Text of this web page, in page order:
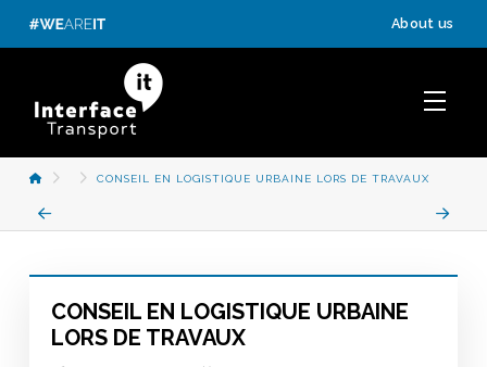
About us
ACCUEIL CONSEIL EN LOGISTIQUE URBAINE LORS DE TRAVAUX
Prev Next
CONSEIL EN LOGISTIQUE URBAINE
LORS DE TRAVAUX